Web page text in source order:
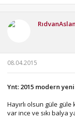
RıdvanAslan
08.04.2015
Ynt: 2015 modern
Hayırlı olsun güle
var ince ve sıkı balya